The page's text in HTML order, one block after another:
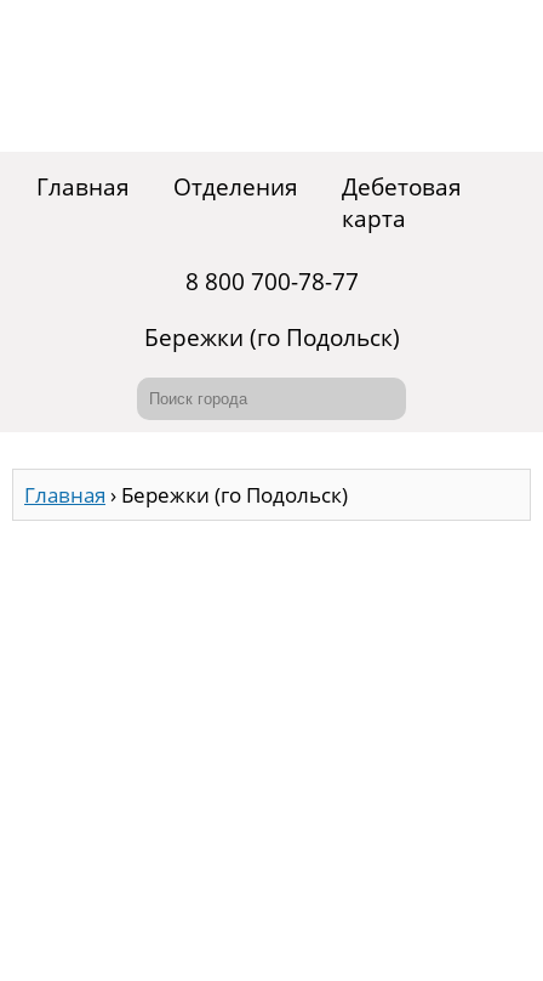
Главная Отделения
Дебетовая
карта
8 800 700-78-77
Бережки (го Подольск)
Главная › Бережки (го Подольск)